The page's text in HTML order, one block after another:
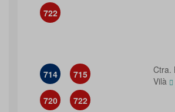
722
714 715
720 722
Ctra.
Vilà